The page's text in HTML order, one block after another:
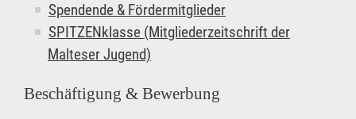
Spendende & Fördermitglieder
SPITZENklasse (Mitgliederzeitschrift der
Malteser Jugend)
Beschäftigung & Bewerbung